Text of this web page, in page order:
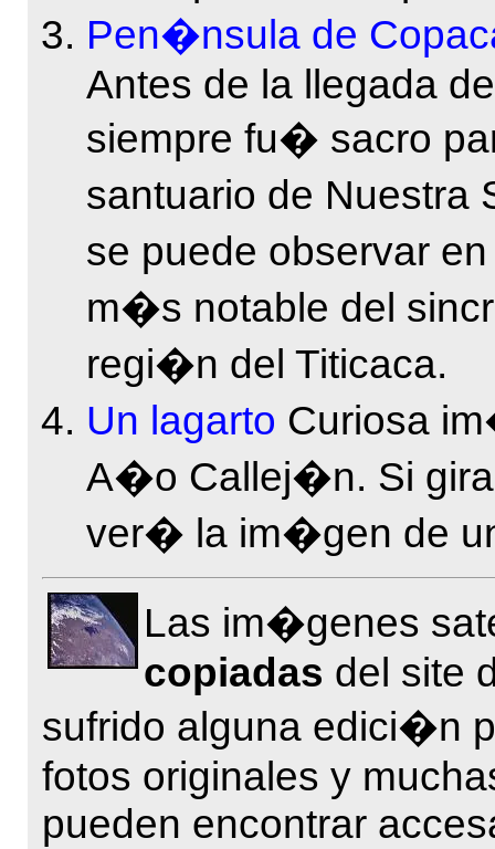
Pen�nsula de
Antes de la llegada
siempre fu� sacro
santuario de
se puede observar
m�s notable del
regi�n del Titicaca.
Un lagarto Curiosa
A�o Callej�n. Si
ver� la im�gen de
Las im�genes
copiadas del site
sufrido alguna edici�n
fotos originales y
pueden encontrar